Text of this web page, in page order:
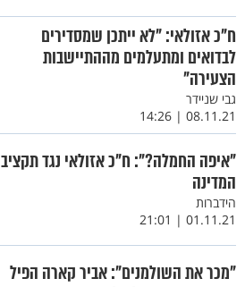
ח"כ אזולאי: "לא ייתכן שמסדירים
לבדואים ומתעלמים מההתיישבות
הצעירה"
גבי שניידר
08.11.21 | 14:26
"איפה החמלה?": ח"כ אזולאי נגד תקציב
המדינה
הידברות
01.11.21 | 21:01
"מכר את השולמנים": אביר קארה הפיל